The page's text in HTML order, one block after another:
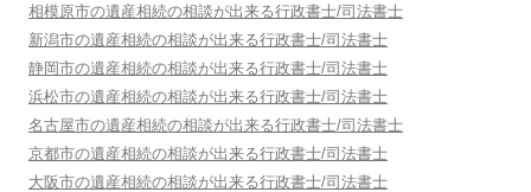
相模原市の遺産相続の相談が出来る行政書士/司法書士
新潟市の遺産相続の相談が出来る行政書士/司法書士
静岡市の遺産相続の相談が出来る行政書士/司法書士
浜松市の遺産相続の相談が出来る行政書士/司法書士
名古屋市の遺産相続の相談が出来る行政書士/司法書士
京都市の遺産相続の相談が出来る行政書士/司法書士
大阪市の遺産相続の相談が出来る行政書士/司法書士